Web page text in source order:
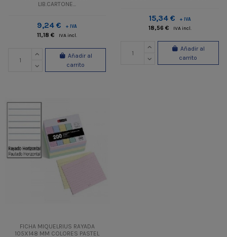
LIB.CARTONE...
9,24 € + IVA
11,18 € IVA incl.
Añadir al
carrito
15,34 € + IVA
18,56 € IVA incl.
Añadir al
carrito
FICHA MIQUELRIUS RAYADA
105X148 MM COLORES PASTEL